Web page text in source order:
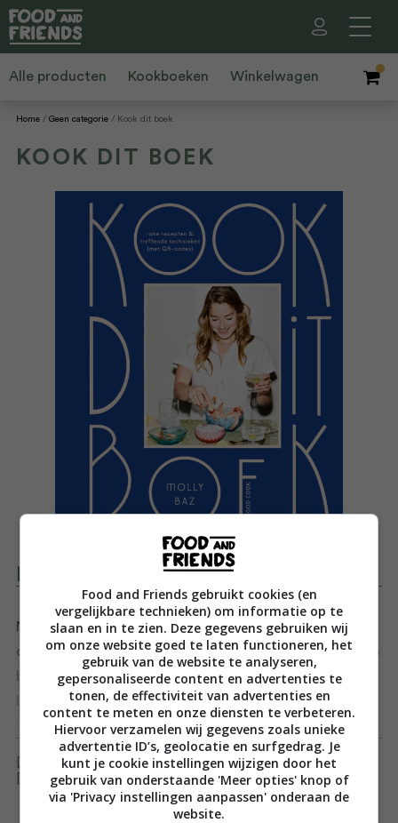
Alle producten Kookboeken Winkelwagen
Home Geen categorie Kook dit boek
KOOK DIT BOEK
Productomschrijving
New York Times-bestseller: Kook dit boek (stuk)! ‘Kook
dit boek’ is een door en door modern kookboek om een
betere, inventieve en creatieve thuiskok te worden en
biedt smaakvolle gerechten die iedereen kan maken.
Receptontwikkelaar en voormalig Bon Appétit-ster
Molly Baz geeft een opwindende spoedcursus in de
basisprincipes van koken. Met de ‘7 gouden regels’ –
o.a. hoe je gerechten op smaak kan brengen, dat
Toon meer
[ywfbt_form product_id="35448"]
[recently_viewed_products]
Food and Friends gebruikt cookies (en
vergelijkbare technieken) om informatie op te
slaan en in te zien. Deze gegevens gebruiken wij
om onze website goed te laten functioneren, het
gebruik van de website te analyseren,
gepersonaliseerde content en advertenties te
tonen, de effectiviteit van advertenties en
content te meten en onze diensten te verbeteren.
Hiervoor verzamelen wij gegevens zoals unieke
advertentie ID’s, geolocatie en surfgedrag. Je
kunt je cookie instellingen wijzigen door het
gebruik van onderstaande 'Meer opties' knop of
via 'Privacy instellingen aanpassen' onderaan de
website.